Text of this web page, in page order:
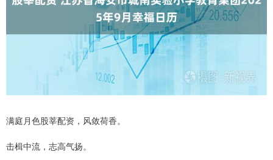
满庭月色股莘配资，风敛荷香。
击楫中流，志高气扬。